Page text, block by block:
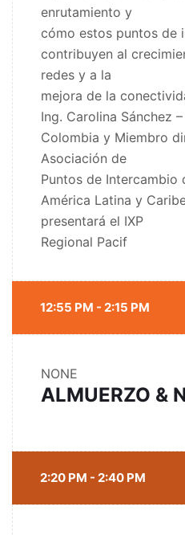
enrutamiento y
cómo estos puntos de
contribuyen al
redes y a la
mejora de la
Ing. Carolina Sánchez
Colombia y Miembro
Asociación de
Puntos de Intercambio
América Latina y
presentará el IXP
Regional Pacif
12:55 PM - 2:15 PM
NONE
ALMUERZO &
2:20 PM - 2:40 PM